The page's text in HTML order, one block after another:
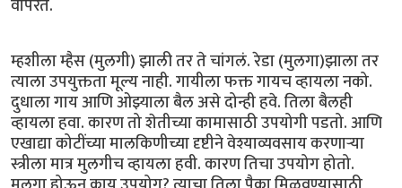
वापरते.
म्हशीला म्हैस (मुलगी) झाली तर ते चांगलं. रेडा (मुलगा)झाला तर
त्याला उपयुक्तता मूल्य नाही. गायीला फक्त गायच व्हायला नको.
दुधाला गाय आणि ओझ्याला बैल असे दोन्ही हवे. तिला बैलही
व्हायला हवा. कारण तो शेतीच्या कामासाठी उपयोगी पडतो. आणि
एखाद्या कोटींच्या मालकिणीच्या दृष्टीने वेश्याव्यवसाय करणाऱ्या
स्त्रीला मात्र मुलगीच व्हायला हवी. कारण तिचा उपयोग होतो.